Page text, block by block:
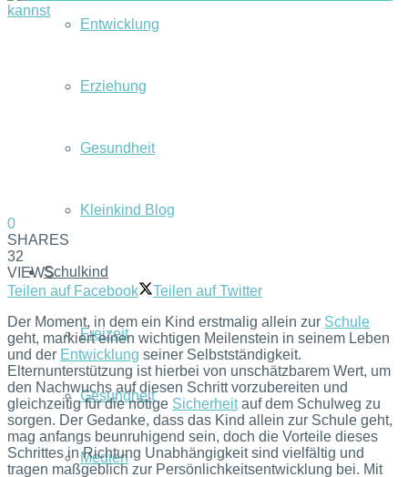
Entwicklung
Erziehung
Gesundheit
Kleinkind Blog
Schulkind
Freizeit
Gesundheit
Medien
0
SHARES
32
VIEWS
Teilen auf Facebook
Teilen auf Twitter
Der Moment, in dem ein Kind erstmalig allein zur Schule
geht, markiert einen wichtigen Meilenstein in seinem Leben
und der Entwicklung seiner Selbstständigkeit.
Elternunterstützung ist hierbei von unschätzbarem Wert, um
den Nachwuchs auf diesen Schritt vorzubereiten und
gleichzeitig für die nötige Sicherheitauf dem Schulweg zu
sorgen. Der Gedanke, dass das Kind allein zur Schule geht,
mag anfangs beunruhigend sein, doch die Vorteile dieses
Schrittes in Richtung Unabhängigkeit sind vielfältig und
tragen maßgeblich zur Persönlichkeitsentwicklung bei. Mit